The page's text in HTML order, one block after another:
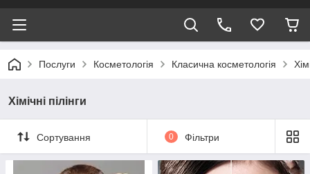
Послуги Косметологія Класична косметологія
Хімічні пілінги
Сортування 0 Фільтри